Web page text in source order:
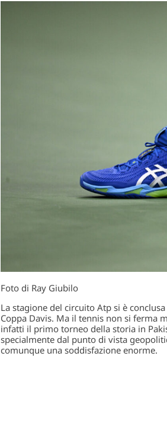
Foto di Ray Giubilo
La stagione del circuito Atp si è
Coppa Davis. Ma il tennis non si ferma
infatti il primo torneo della storia in
specialmente dal punto di vista
comunque una soddisfazione enorme.